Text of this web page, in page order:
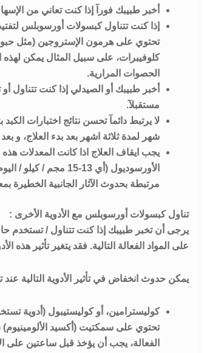
أخبر طبيبك فورآ إذا كنت تعاني من
إذا كنت تتناول كبسولات أورسوبلس
تحتوي على هرمون الإستروجين (مثل
كلوفيبرات، على سبيل المثال يمكن
الحصوات المرارية.
أخبر طبيبك أو الصيدلي إذا كنت تتناول
مستقبلآ.
شهر لمدة ثلاثة اشهر بعد بدء العلاج، و بعد 6 شهور بعد ذلك.
يجب ايقاف العلاج اذا كانت المعدلات
الأورسوديول (أي
مرتبطة بحدوث الآثار الجانبية الخطيرة
تناول كبسولات أورسوبلس مع الأدوية الأخرى :
يرجى أن تخبر طبيبك إذا كنت تتناول / تستخدم
على المواد الفعالة التالية. فقد يتغير تأثير هذه
يمكن حدوث انخفاض في تأثير الأدوية التالية
كوليسترامين، أو كوليستيبول (أدوية
تحتوي على سمكتيت (أكسيد
الفعالة، يجب أن يؤخذ قبل ساعتين على